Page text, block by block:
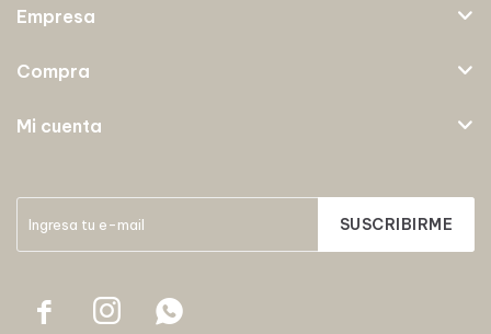
SUSCRIBIRME
  
Empresa
Compra
Mi cuenta